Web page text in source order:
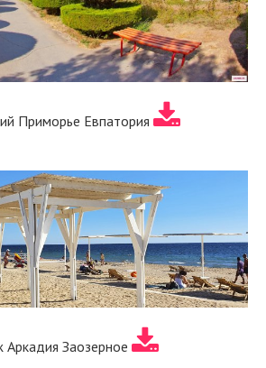
Приморье Евпатория
Аркадия Заозерное